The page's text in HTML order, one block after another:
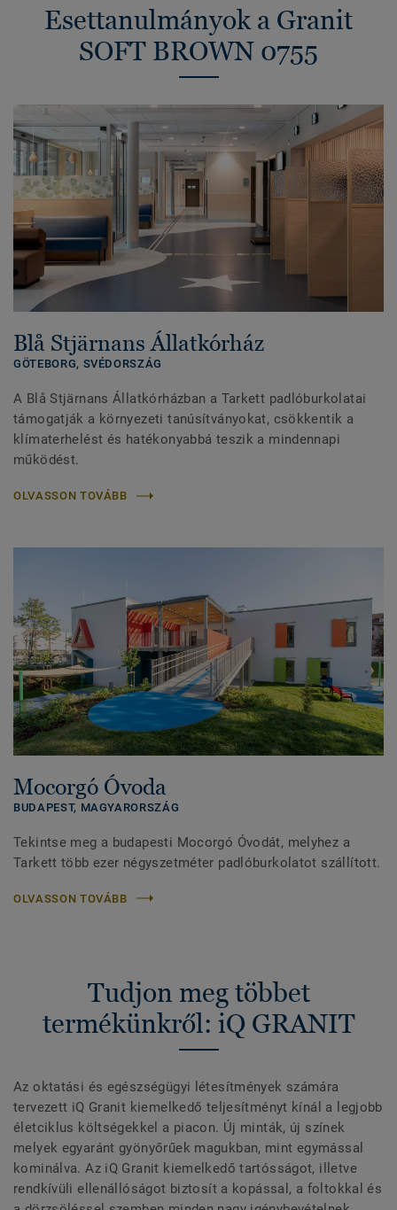
Esettanulmányok a Granit
SOFT BROWN 0755
Blå Stjärnans Állatkórház
GÖTEBORG, SVÉDORSZÁG
A Blå Stjärnans Állatkórházban a Tarkett padlóburkolatai
támogatják a környezeti tanúsítványokat, csökkentik a
klímaterhelést és hatékonyabbá teszik a mindennapi
működést.
OLVASSON TOVÁBB
Mocorgó Óvoda
BUDAPEST, MAGYARORSZÁG
Tekintse meg a budapesti Mocorgó Óvodát, melyhez a
Tarkett több ezer négyszetméter padlóburkolatot szállított.
OLVASSON TOVÁBB
Tudjon meg többet
termékünkről: iQ GRANIT
Az oktatási és egészségügyi létesítmények számára
tervezett iQ Granit kiemelkedő teljesítményt kínál a legjobb
életciklus költségekkel a piacon. Új minták, új színek
melyek egyaránt gyönyőrűek magukban, mint egymással
kominálva. Az iQ Granit kiemelkedő tartósságot, illetve
rendkívüli ellenállóságot biztosít a kopással, a foltokkal és